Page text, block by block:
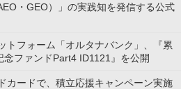
・GEO）」の実践知を発信する公式
トフォーム「オルタナバンク」、『累
ファンドPart4 ID1121』を公開
カードで、積立応援キャンペーン実施